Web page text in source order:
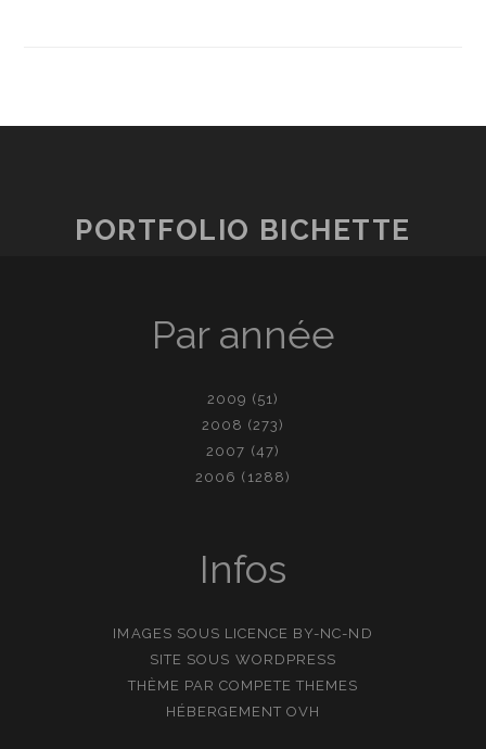
PORTFOLIO BICHETTE
Par année
2009 (51)
2008 (273)
2007 (47)
2006 (1288)
Infos
IMAGES SOUS LICENCE BY-NC-ND
SITE SOUS WORDPRESS
THÈME PAR COMPETE THEMES
HÉBERGEMENTOVH